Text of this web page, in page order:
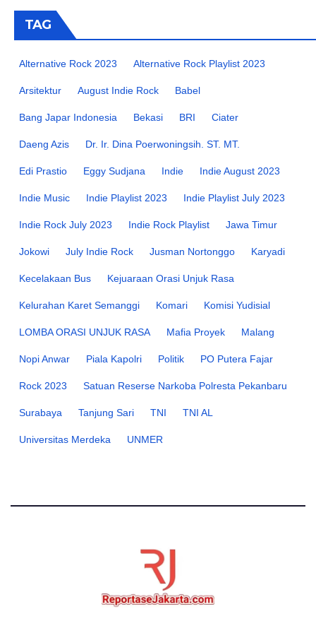
TAG
Alternative Rock 2023 Alternative Rock Playlist 2023
Arsitektur August Indie Rock Babel
Bang Japar Indonesia Bekasi BRI Ciater
Daeng Azis Dr. Ir. Dina Poerwoningsih. ST. MT.
Edi Prastio Eggy Sudjana Indie Indie August 2023
Indie Music Indie Playlist 2023 Indie Playlist July 2023
Indie Rock July 2023 Indie Rock Playlist Jawa Timur
Jokowi July Indie Rock Jusman Nortonggo Karyadi
Kecelakaan Bus Kejuaraan Orasi Unjuk Rasa
Kelurahan Karet Semanggi Komari Komisi Yudisial
LOMBA ORASI UNJUK RASA Mafia Proyek Malang
Nopi Anwar Piala Kapolri Politik PO Putera Fajar
Rock 2023 Satuan Reserse Narkoba Polresta Pekanbaru
Surabaya Tanjung Sari TNI TNI AL
Universitas Merdeka UNMER